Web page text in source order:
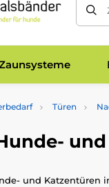
Türen
und Katzentüren